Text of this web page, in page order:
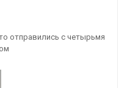
отправились с четырьмя